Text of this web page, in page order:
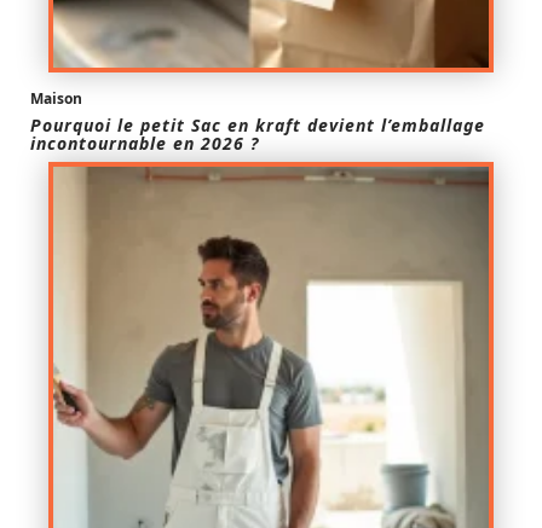
Maison
Pourquoi le petit Sac en kraft devient l’emballage
incontournable en 2026 ?